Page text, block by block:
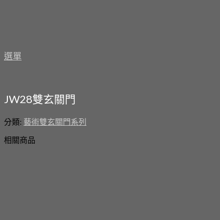
選單
JW28雙玄關門
分類: 藝術雙玄關門系列
相關商品